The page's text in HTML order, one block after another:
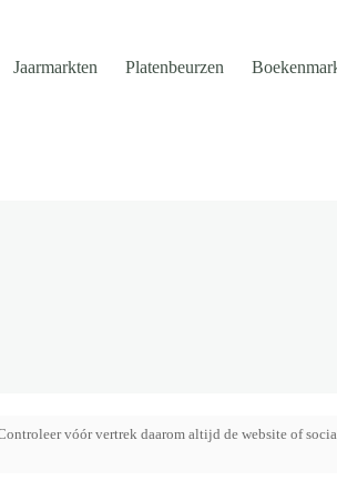
Jaarmarkten Platenbeurzen
vóór vertrek daarom altijd de website of